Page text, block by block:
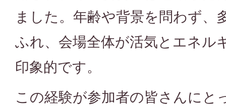
ました。年齢や背景を問わず、
ふれ、会場全体が活気とエネル
印象的です。
この経験が参加者の皆さんにと